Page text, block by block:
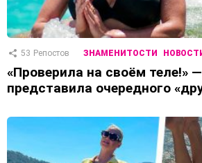
53 Репостов ЗНАМЕНИТОСТИ
«Проверила на своём теле!»
представила очередного